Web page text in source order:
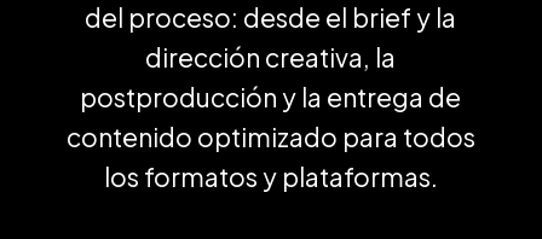
del proceso: desde el brief y la
dirección creativa, la
postproducción y la entrega de
contenido optimizado para todos
los formatos y plataformas.